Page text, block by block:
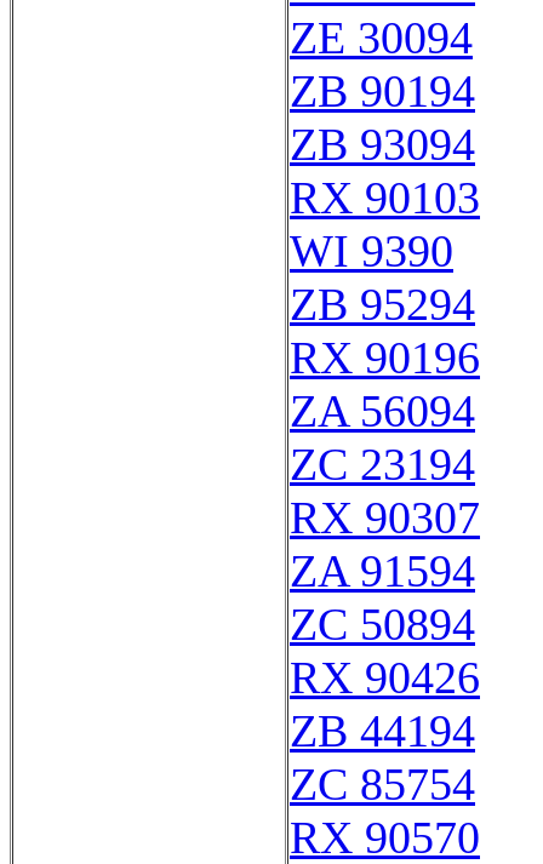
ZE 30094
ZB 90194
ZB 93094
RX 90103
WI 9390
ZB 95294
RX 90196
ZA 56094
ZC 23194
RX 90307
ZA 91594
ZC 50894
RX 90426
ZB 44194
ZC 85754
RX 90570